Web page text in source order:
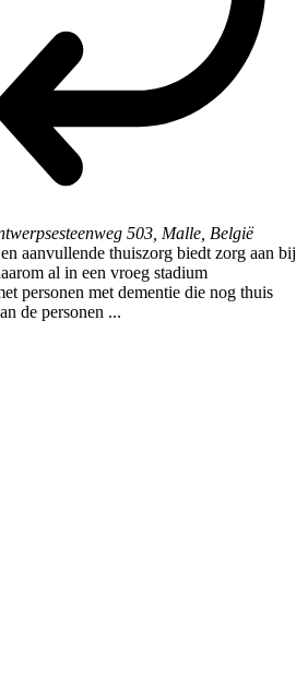
503, Malle, België
aanvullende thuiszorg biedt zorg aan bij
al in een vroeg stadium
personen met dementie die nog thuis
de personen ...